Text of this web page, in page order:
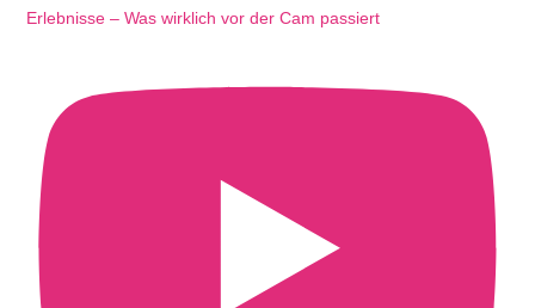
Erlebnisse – Was wirklich vor der Cam passiert